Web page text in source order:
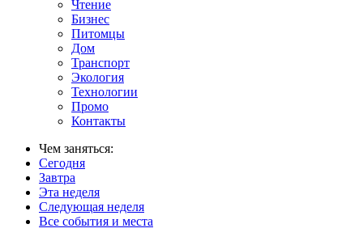
Чтение
Бизнес
Питомцы
Дом
Транспорт
Экология
Технологии
Промо
Контакты
Чем заняться:
Сегодня
Завтра
Эта неделя
Следующая неделя
Все события и места